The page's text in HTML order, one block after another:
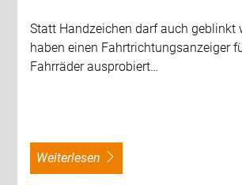
Statt Handzeichen darf auch geblinkt
haben einen Fahrtrichtungsanzeiger
Fahrräder ausprobiert…
weiterlesen